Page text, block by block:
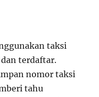
taksi
terdaftar.
nomor taksi
tahu